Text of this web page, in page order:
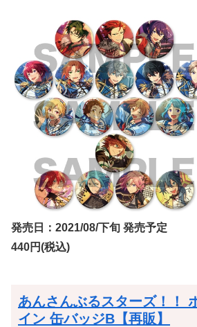
発売日：2021/08/下旬 発売予定
440円(税込)
あんさんぶるスターズ！！
イン 缶バッジB【再販】